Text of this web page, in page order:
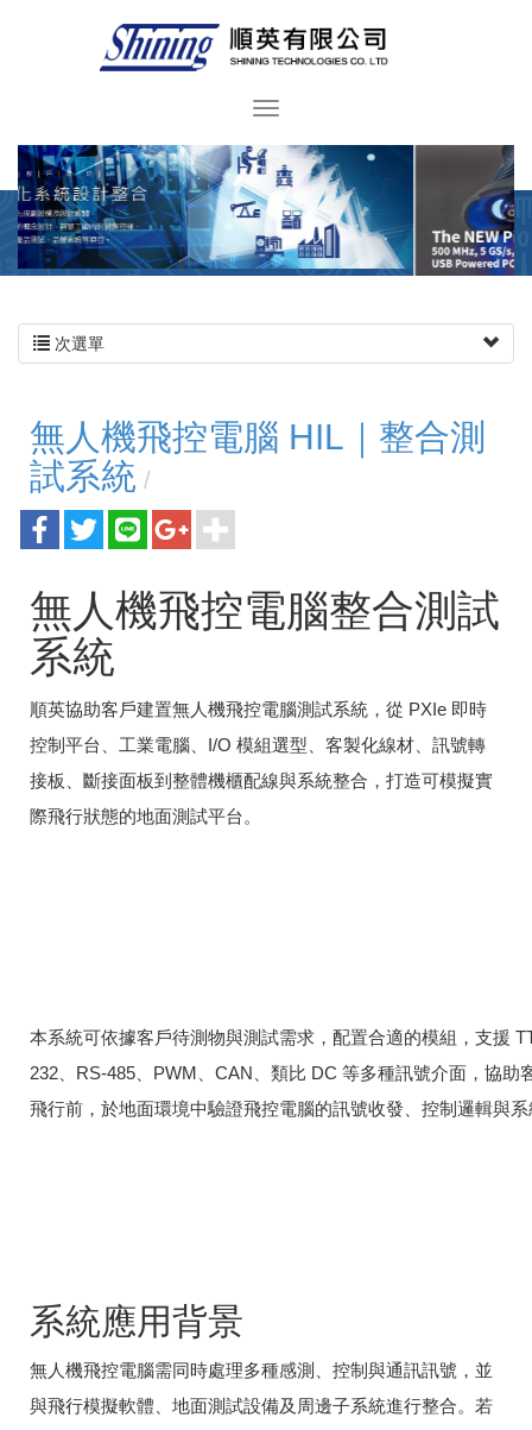
次選單
無人機飛控電腦 HIL｜整合測
試系統
無人機飛控電腦整合測試
系統
順英協助客戶建置無人機飛控電腦測試系統，從 PXIe 即時
控制平台、工業電腦、I/O 模組選型、客製化線材、訊號轉
接板、斷接面板到整體機櫃配線與系統整合，打造可模擬實
際飛行狀態的地面測試平台。
本系統可依據客戶待測物與測試需求，配置合適的模組，支援
232、RS-485、PWM、CAN、類比 DC 等多種訊號介面，協助
飛行前，於地面環境中驗證飛控電腦的訊號收發、控制邏輯與
系統應用背景
無人機飛控電腦需同時處理多種感測、控制與通訊訊號，並
與飛行模擬軟體、地面測試設備及周邊子系統進行整合。若